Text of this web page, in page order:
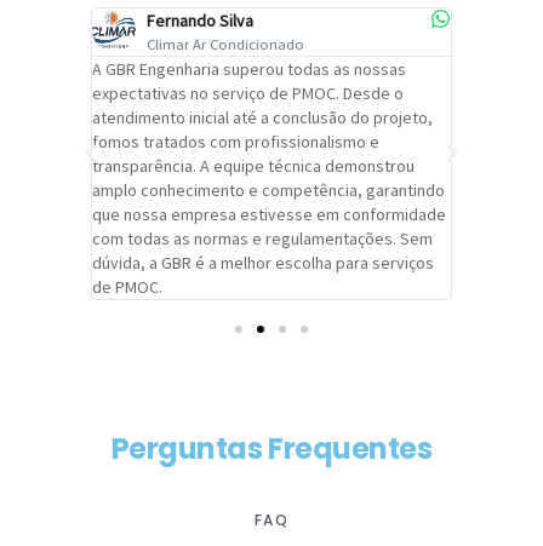
Fernando Silva
Climar Ar Condicionado
A GBR Engenharia superou todas as nossas
expectativas no serviço de PMOC. Desde o
atendimento inicial até a conclusão do projeto,
fomos tratados com profissionalismo e
transparência. A equipe técnica demonstrou
amplo conhecimento e competência, garantindo
que nossa empresa estivesse em conformidade
com todas as normas e regulamentações. Sem
dúvida, a GBR é a melhor escolha para serviços
de PMOC.
Perguntas Frequentes
FAQ